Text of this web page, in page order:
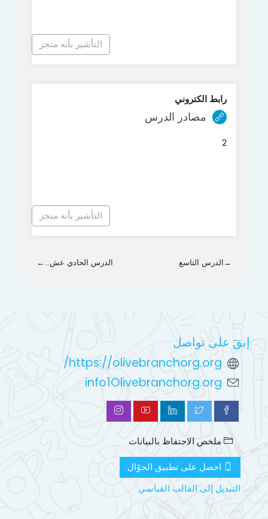
التأشير بأنه منجز
رابط الكتروني
مصادر الدرس
2
التأشير بأنه منجز
→الدرس التاسع الدرس الحادي عش...←
إبقَ على تواصل
https://olivebranchorg.org/
info1Olivebranchorg.org
ملخص الاحتفاظ بالبيانات
احصل على تطبيق الجوّال
التبديل إلى القالب القياسي